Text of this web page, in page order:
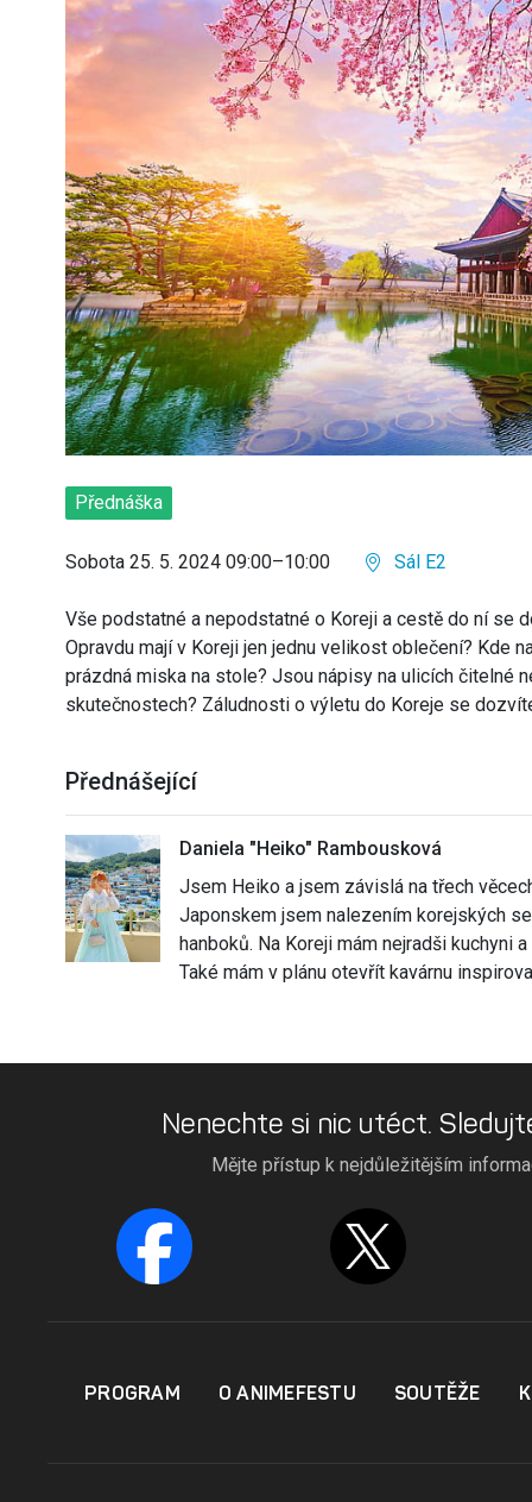
Přednáška
Sobota 25. 5. 2024 09:00–10:00 Sál E2
Vše podstatné a nepodstatné o Koreji a cestě do ní se
Opravdu mají v Koreji jen jednu velikost oblečení? Kde
prázdná miska na stole? Jsou nápisy na ulicích čitelné
skutečnostech? Záludnosti o výletu do Koreje se
Přednášející
Daniela "Heiko" Rambousková
Jsem Heiko a jsem závislá na třech
Japonskem jsem nalezením korejských
hanboků. Na Koreji mám nejradši kuchyni
Také mám v plánu otevřít kavárnu
Nenechte si nic utéct.
Mějte přístup k nejdůležitějším
PROGRAM O ANIMEFESTU SOUTĚŽE